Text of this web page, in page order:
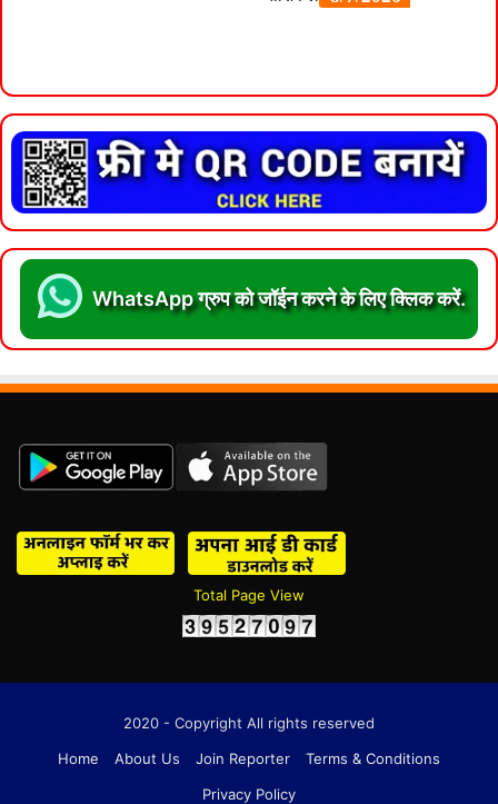
WhatsApp ग्रुप को जॉईन करने के लिए क्लिक करें.
Total Page View
2020 - Copyright All rights reserved
Home
About Us Join Reporter
Terms & Conditions
Privacy Policy